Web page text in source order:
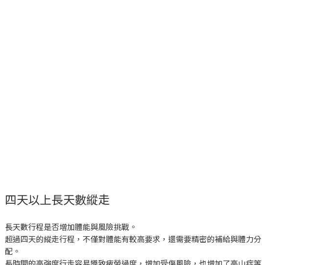
四天以上長天數縱走
長天數行程是否增加體能與風險挑戰。
超過四天的縱走行程，不僅對體能有較高要求，還需要精密的補給與體力分
配。